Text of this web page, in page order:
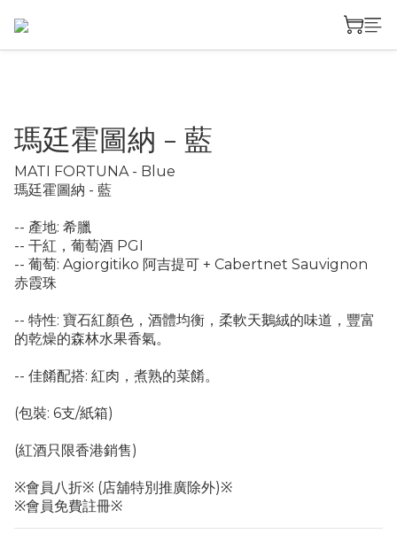
瑪廷霍圖納 - 藍
MATI FORTUNA - Blue
瑪廷霍圖納 - 藍
-- 產地: 希臘
-- 干紅，葡萄酒 PGI
-- 葡萄: Agiorgitiko 阿吉提可 + Cabertnet Sauvignon
赤霞珠
-- 特性: 寶石紅顏色，酒體均衡，柔軟天鵝絨的味道，豐富
的乾燥的森林水果香氣。
-- 佳餚配搭: 紅肉，煮熟的菜餚。
(包裝: 6支/紙箱)
(紅酒只限香港銷售)
※會員八折※ (店舖特別推廣除外)※
※會員免費註冊※